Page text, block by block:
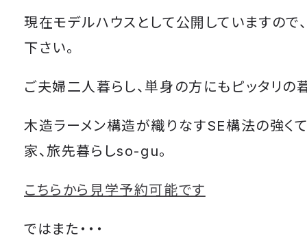
現在モデルハウスとして公開していますので
下さい。
ご夫婦二人暮らし、単身の方にもピッタリの
木造ラーメン構造が織りなすSE構法の強く
家、旅先暮らしso-gu。
こちらから見学予約可能です
ではまた・・・